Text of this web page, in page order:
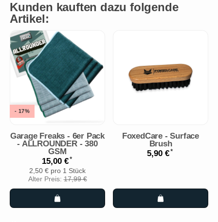
Kunden kauften dazu folgende
Artikel:
- 17%
Garage Freaks - 6er Pack
- ALLROUNDER - 380
GSM
15,00 €*
2,50 € pro 1 Stück
Alter Preis:17,99 €
FoxedCare - Surface
Brush
5,90 €*